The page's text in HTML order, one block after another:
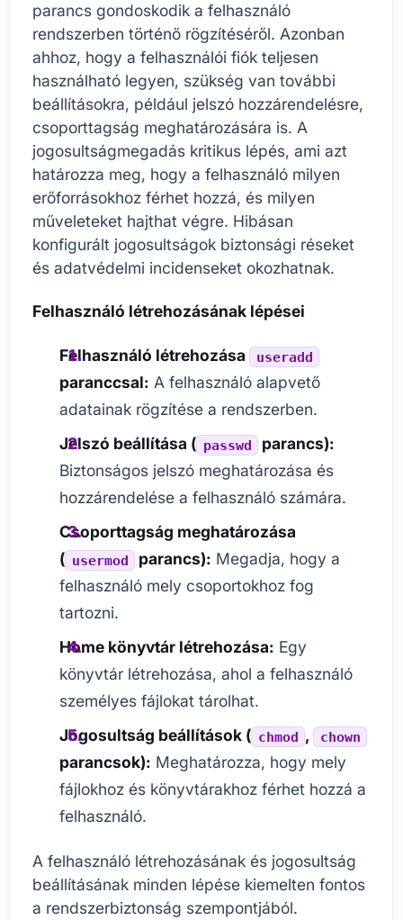
parancs gondoskodik a felhasználó
rendszerben történő rögzítéséről. Azonban
ahhoz, hogy a felhasználói fiók teljesen
használható legyen, szükség van további
beállításokra, például jelszó hozzárendelésre,
csoporttagság meghatározására is. A
jogosultságmegadás kritikus lépés, ami azt
határozza meg, hogy a felhasználó milyen
erőforrásokhoz férhet hozzá, és milyen
műveleteket hajthat végre. Hibásan
konfigurált jogosultságok biztonsági réseket
és adatvédelmi incidenseket okozhatnak.
Felhasználó létrehozásának lépései
Felhasználó létrehozása useradd
paranccsal: A felhasználó alapvető
adatainak rögzítése a rendszerben.
Jelszó beállítása ( passwd
parancs):
Biztonságos jelszó meghatározása és
hozzárendelése a felhasználó számára.
Csoporttagság meghatározása
( usermod parancs): Megadja, hogy a
felhasználó mely csoportokhoz fog
tartozni.
Home könyvtár létrehozása: Egy
könyvtár létrehozása, ahol a felhasználó
személyes fájlokat tárolhat.
Jogosultság beállítások ( chmod , chown
parancsok): Meghatározza, hogy mely
fájlokhoz és könyvtárakhoz férhet hozzá a
felhasználó.
A felhasználó létrehozásának és jogosultság
beállításának minden lépése kiemelten fontos
a rendszerbiztonság szempontjából.